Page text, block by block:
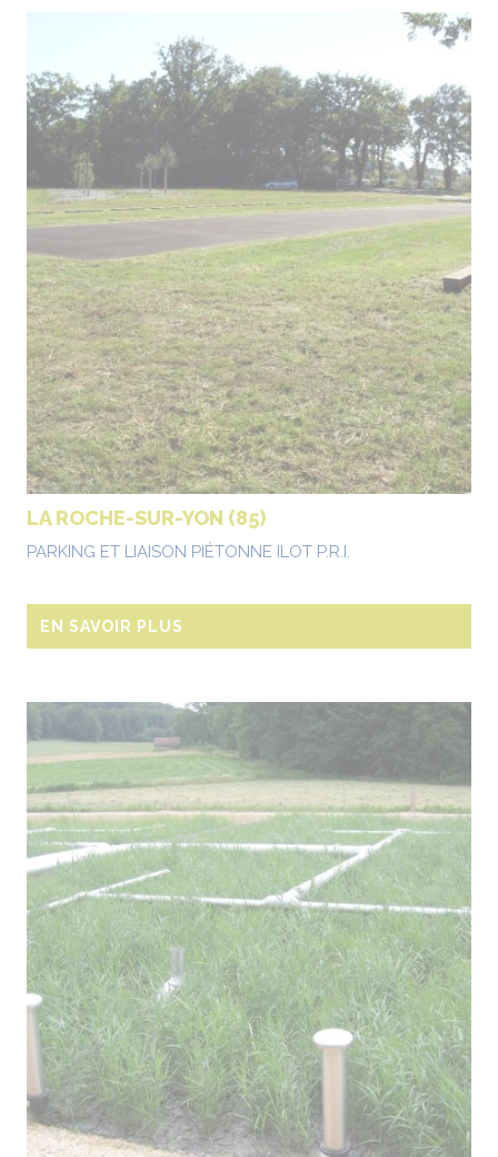
LA ROCHE-SUR-YON (85)
PARKING ET LIAISON PIÉTONNE ILOT P.R.I.
EN SAVOIR PLUS